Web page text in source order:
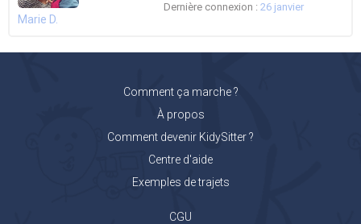
Marie D.
Dernière connexion : 26 janvier
Comment ça marche ?
À propos
Comment devenir KidySitter ?
Centre d'aide
Exemples de trajets
CGU